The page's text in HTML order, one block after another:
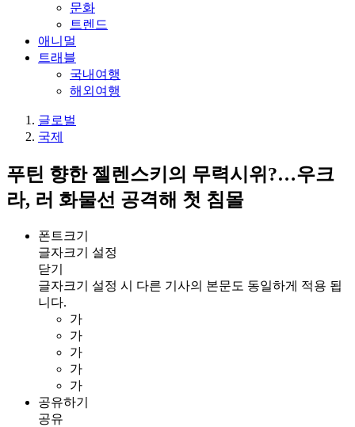
문화
트렌드
애니멀
트래블
국내여행
해외여행
글로벌
국제
푸틴 향한 젤렌스키의 무력시위?…우크
라, 러 화물선 공격해 첫 침몰
폰트크기
글자크기 설정
닫기
글자크기 설정 시 다른 기사의 본문도 동일하게 적용 됩
니다.
가
가
가
가
가
공유하기
공유